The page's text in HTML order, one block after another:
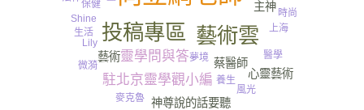
投稿專區 藝術雲
靈學問與答
駐北京靈學觀小編
神尊說的話要聽
蔡醫師
主神
藝術
心靈藝術
養生
保健
上海
Lily
醫學
風光
生活
夢境
麥克魯
Shine
微漪
時尚